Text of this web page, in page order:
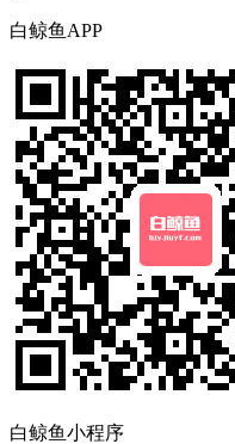
白鲸鱼APP
白鲸鱼小程序